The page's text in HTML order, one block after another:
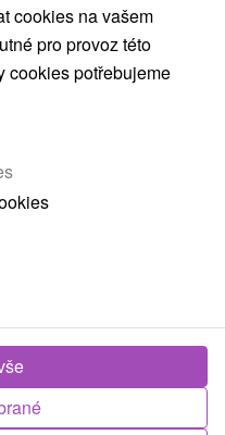
cookies na vašem
pro provoz této
cookies potřebujeme